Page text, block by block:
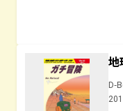
地
D-